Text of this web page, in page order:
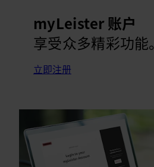
myLeister 账户
享受众多精彩功能。
立即注册